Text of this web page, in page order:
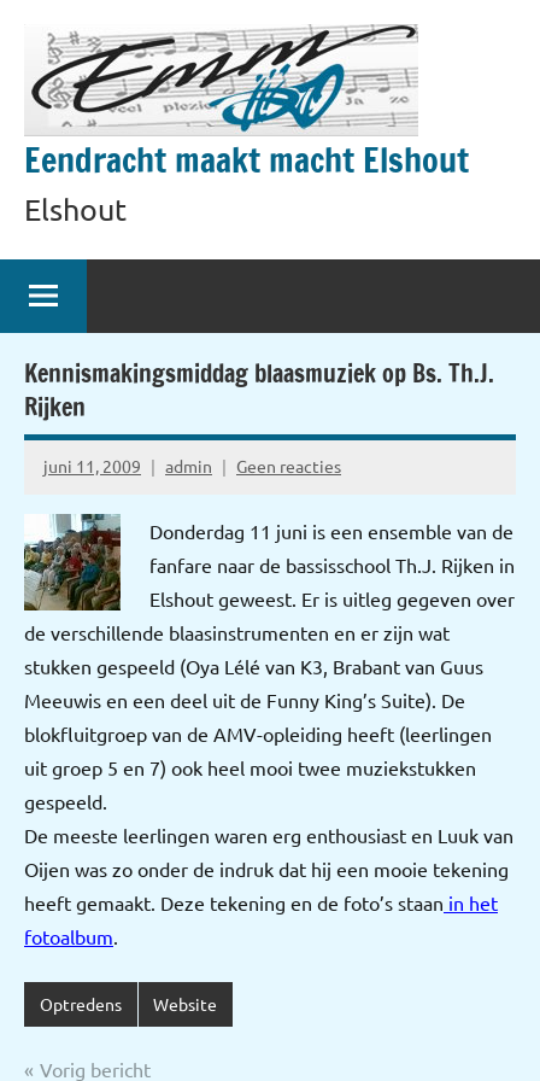
inhoud
springen
Eendracht maakt macht Elshout
Elshout
Kennismakingsmiddag blaasmuziek op Bs. Th.J.
Rijken
juni 11, 2009 admin Geen reacties
Donderdag 11 juni is een ensemble van de
fanfare naar de bassisschool Th.J. Rijken in
Elshout geweest. Er is uitleg gegeven over
de verschillende blaasinstrumenten en er zijn wat
stukken gespeeld (Oya Lélé van K3, Brabant van Guus
Meeuwis en een deel uit de Funny King’s Suite). De
blokfluitgroep van de AMV-opleiding heeft (leerlingen
uit groep 5 en 7) ook heel mooi twee muziekstukken
gespeeld.
De meeste leerlingen waren erg enthousiast en Luuk van
Oijen was zo onder de indruk dat hij een mooie tekening
heeft gemaakt. Deze tekening en de foto’s staan in het
fotoalbum
Optredens Website
Bericht
Vorig bericht